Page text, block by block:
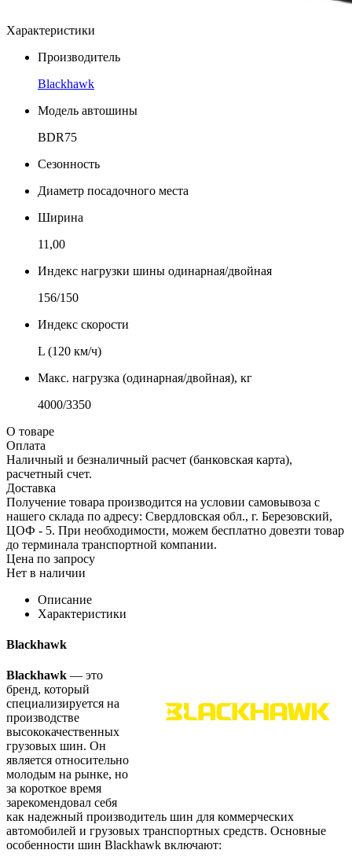
Характеристики
Производитель
Blackhawk
Модель автошины
BDR75
Сезонность
Диаметр посадочного места
Ширина
11,00
Индекс нагрузки шины одинарная/двойная
156/150
Индекс скорости
L (120 км/ч)
Макс. нагрузка (одинарная/двойная), кг
4000/3350
О товаре
Оплата
Наличный и безналичный расчет (банковская карта),
расчетный счет.
Доставка
Получение товара производится на условии самовывоза с
нашего склада по адресу: Свердловская обл., г. Березовский,
ЦОФ - 5. При необходимости, можем бесплатно довезти товар
до терминала транспортной компании.
Цена по запросу
Нет в наличии
Описание
Характеристики
Blackhawk
Blackhawk — это
бренд, который
специализируется на
производстве
высококачественных
грузовых шин. Он
является относительно
молодым на рынке, но
за короткое время
зарекомендовал себя
как надежный производитель шин для коммерческих
автомобилей и грузовых транспортных средств. Основные
особенности шин Blackhawk включают: